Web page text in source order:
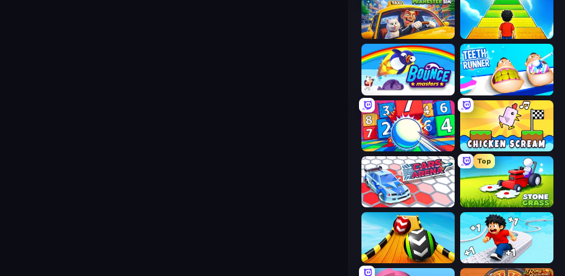
I Am Taxi Prankster Sim Obby: +1 Jump per Click
Bouncemasters Teeth Runner
Entropy Chicken Scream
Cars Arena
Top
Stone Grass: Mowing Simulator
Sky Balls 3D Speed per Click: Obby